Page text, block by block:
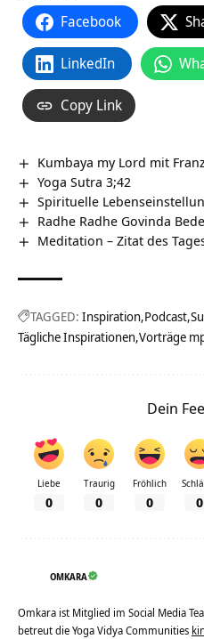
Facebook
LinkedIn
Copy Link
Kumbaya my Lord mit
Yoga Sutra 3;42
Spirituelle
Radhe Radhe Govinda
Meditation – Zitat des
TAGGED: Inspiration Podcast
Tägliche Inspirationen Vorträge
Dein
Liebe
0
Traurig
0
Fröhlich
0 0
OMKARA
Omkara ist Mitglied im Social Media
betreut die Yoga Vidya Communities